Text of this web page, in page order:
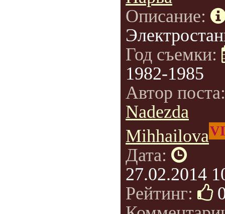
Описание:
Год съемки:
1982-1985
Автор
Nadezda
Mihhailova
Дата:
27.02.2014
Рейтинг: